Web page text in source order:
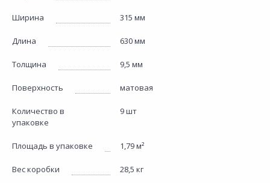
Ширина 315 мм
Длина 630 мм
Толщина 9,5 мм
Поверхность матовая
Количество в
упаковке
9 шт
Площадь в упаковке 1,79 м²
Вес коробки 28,5 кг